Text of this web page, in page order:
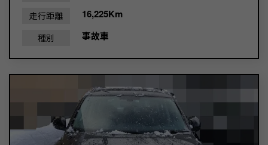
走行距離 16,225Km
種別 事故車